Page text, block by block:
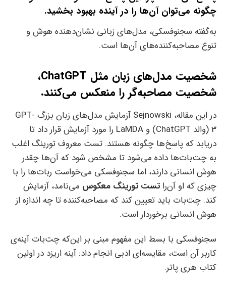
چگونه می‌توان آن‌ها را در آینده بهبود بخشید.
به‌گفته سجنوفسکی، مدل‌های زبانی نشان‌دهنده هوش و
تنوع مصاحبه‌کننده‌های آن‌ها است.
شخصیت‌ مدل‌های زبان مثل ChatGPT،
شخصیت مصاحبه‌گر را منعکس می‌کنند.
در این مقاله، Sejnowski آزمایش مدل‌های زبان بزرگ GPT-
3 (والد ChatGPT) و LaMDA را مورد آزمایش قرار داد تا
دریابد که پاسخ‌ها چگونه هستند. تست معروف تورینگ اغلب
به چت‌بات‌ها داده می‌شود تا مشخص شود که آن‌ها چقدر
هوش انسانی دارند، اما سجنوفسکی می‌خواست ربات‌ها را با
چیزی که او آن‌را تست تورینگ معکوس می‌نامد، آزمایش
کند. چت‌بات باید تعیین کند که مصاحبه‌کننده تا چه اندازه از
هوش انسانی برخوردار است.
سجنوفسکی با بسط این مفهوم مبنی بر این‌که چت‌بات آینه‌ی
کاربر آن است، مقایسه‌ای ادبی انجام داد: آینه اریزد در اولین
کتاب هری پاتر.